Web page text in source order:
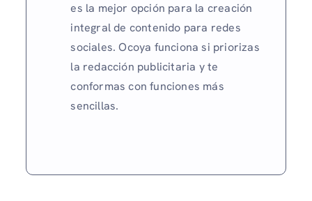
es la mejor opción para la creación
integral de contenido para redes
sociales. Ocoya funciona si priorizas
la redacción publicitaria y te
conformas con funciones más
sencillas.